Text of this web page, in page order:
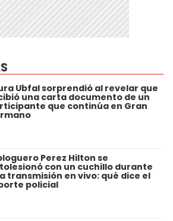
Ubfal sorprendió al revelar que
una carta documento de un
que continúa en Gran
Perez Hilton se
con un cuchillo durante
transmisión en vivo: qué dice el
policial